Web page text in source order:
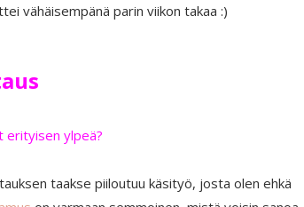
vähäisempänä parin viikon takaa :)
erityisen ylpeä?
taakse piiloutuu käsityö, josta olen ehkä